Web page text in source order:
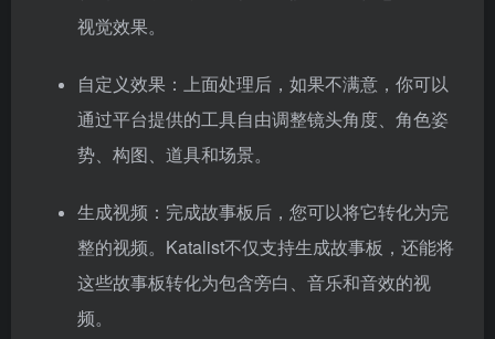
视觉效果。
自定义效果：上面处理后，如果不满意，你可以
通过平台提供的工具自由调整镜头角度、角色姿
势、构图、道具和场景。
生成视频：完成故事板后，您可以将它转化为完
整的视频。Katalist不仅支持生成故事板，还能将
这些故事板转化为包含旁白、音乐和音效的视
频。